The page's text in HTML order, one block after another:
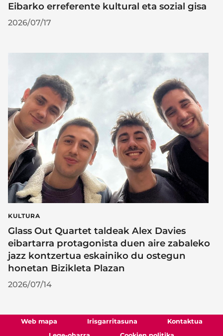
Eibarko erreferente kultural eta sozial gisa
2026/07/17
KULTURA
Glass Out Quartet taldeak Alex Davies
eibartarra protagonista duen aire zabaleko
jazz kontzertua eskainiko du ostegun
honetan Bizikleta Plazan
2026/07/14
Web mapa Irisgarritasuna
Kontaktua